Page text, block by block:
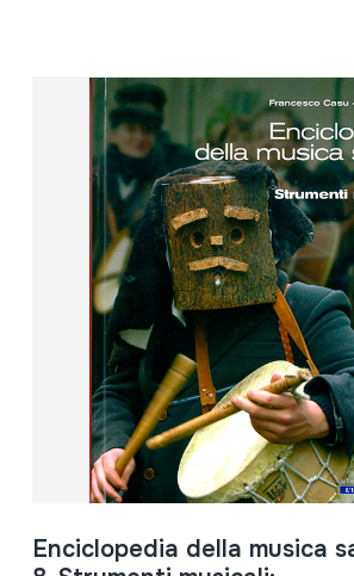
Enciclopedia della musica